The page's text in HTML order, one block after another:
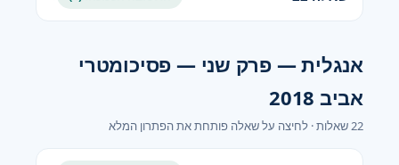
אנגלית — פרק שני — פסיכומטרי
אביב 2018
22 שאלות · לחיצה על שאלה פותחת את הפתרון המלא